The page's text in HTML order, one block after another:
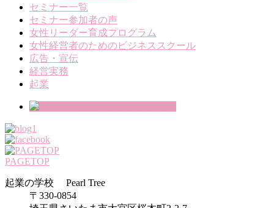
セミナー一覧
セミナー参加者の声
女性リーダー育成プログラム
女性経営者のためのビジネススクール
広告・宣伝
経営実務
起業
PAGETOP
起業の学校 Pearl Tree
〒330-0854